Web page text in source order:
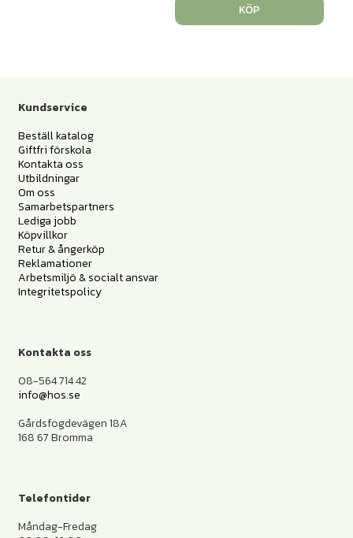
KÖP
Kundservice
Beställ katalog
Giftfri förskola
Kontakta oss
Utbildningar
Om oss
Samarbetspartners
Lediga jobb
Köpvillkor
Retur & ångerköp
Reklamationer
Arbetsmiljö & socialt ansvar
Integritetspolicy
Kontakta oss
08-564 714 42
info@hos.se
Gårdsfogdevägen 18A
168 67 Bromma
Telefontider
Måndag-Fredag